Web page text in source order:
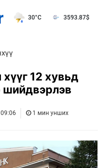
30°C 3593.87$
12 хувьд
шийдвэрлэв
1 мин унших